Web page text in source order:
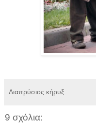
Διαπρύσιος κήρυξ
9 σχόλια: